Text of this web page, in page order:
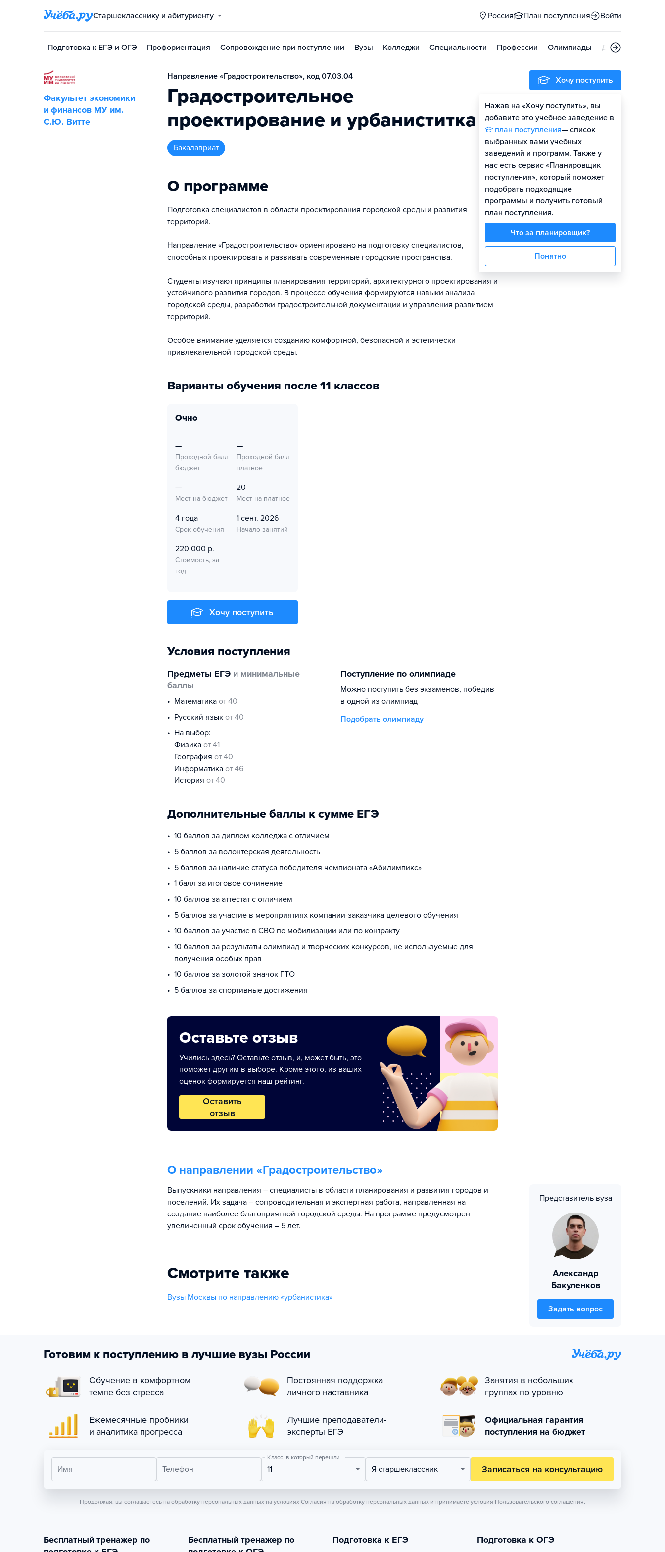
Старшекласснику и абитуриенту Россия План поступления Войти
Подготовка к ЕГЭ и ОГЭ Профориентация Сопровождение при поступлении Вузы Колледжи Специальности Профессии Олимпиады Дни открытых
Факультет экономики
и финансов МУ им.
С.Ю. Витте
Направление «Градостроительство», код 07.03.04
Градостроительное
проектирование и урбаниститка
бакалавриат
О программе
Подготовка специалистов в области проектирования городской среды и развития
территорий.
Направление «Градостроительство» ориентировано на подготовку специалистов,
способных проектировать и развивать современные городские пространства.
Студенты изучают принципы планирования территорий, архитектурного проектирования и
устойчивого развития городов. В процессе обучения формируются навыки анализа
городской среды, разработки градостроительной документации и управления развитием
территорий.
Особое внимание уделяется созданию комфортной, безопасной и эстетически
привлекательной городской среды.
Варианты обучения после 11 классов
очно
—
Проходной балл
бюджет
—
Проходной балл
платное
—
Мест на бюджет
20
Мест на платное
4 года
Срок обучения
1 сент. 2026
Начало занятий
220 000 р.
Стоимость, за
год
Хочу поступить
Условия поступления
Предметы ЕГЭ и минимальные
баллы
математика от 40
русский язык от 40
На выбор:
физика от 41
география от 40
информатика от 46
история от 40
Поступление по олимпиаде
Можно поступить без экзаменов, победив
в одной из олимпиад
Подобрать олимпиаду
Дополнительные баллы к сумме ЕГЭ
10 баллов за диплом колледжа с отличием
5 баллов за волонтерская деятельность
5 баллов за наличие статуса победителя чемпионата «Абилимпикс»
1 балл за итоговое сочинение
10 баллов за аттестат с отличием
5 баллов за участие в мероприятиях компании-заказчика целевого обучения
10 баллов за участие в СВО по мобилизации или по контракту
10 баллов за результаты олимпиад и творческих конкурсов, не используемые для
получения особых прав
10 баллов за золотой значок ГТО
5 баллов за спортивные достижения
Оставьте отзыв
Учились здесь? Оставьте отзыв, и, может быть, это
поможет другим в выборе. Кроме этого, из ваших
оценок формируется наш рейтинг.
Оставить
отзыв
О направлении «Градостроительство»
Выпускники направления – специалисты в области планирования и развития городов и
поселений. Их задача – сопроводительная и экспертная работа, направленная на
создание наиболее благоприятной городской среды. На программе предусмотрен
увеличенный срок обучения – 5 лет.
Смотрите также
Вузы Москвы по направлению «урбанистика»
Хочу поступить
Нажав на «Хочу поступить», вы
добавите это учебное заведение в
план поступления— список
выбранных вами учебных
заведений и программ. Также у
нас есть сервис «Планировщик
поступления», который поможет
подобрать подходящие
программы и получить готовый
план поступления.
Что за планировщик?
Понятно
Представитель вуза
Александр
Бакуленков
Задать вопрос
Готовим к поступлению в лучшие вузы России
Обучение в комфортном
темпе без стресса
Постоянная поддержка
личного наставника
Занятия в небольших
группах по уровню
Ежемесячные пробники
и аналитика прогресса
Лучшие преподаватели-
эксперты ЕГЭ
Официальная гарантия
поступления на бюджет
Имя Телефон
Класс, в который перешли
11 Я старшеклассник Записаться на консультацию
Продолжая, вы соглашаетесь на обработку персональных данных на условиях Согласия на обработку персональных данных и принимаете условия Пользовательского соглашения.
Бесплатный тренажер по
Бесплатный тренажер по
Подготовка к ЕГЭ Подготовка к ОГЭ